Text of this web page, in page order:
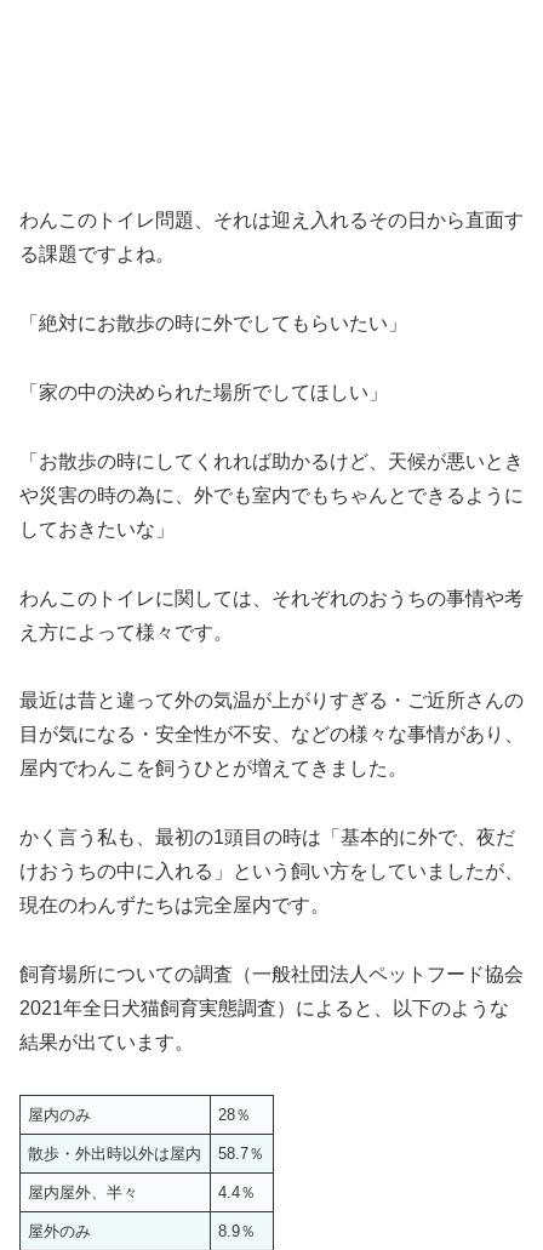
わんこのトイレ問題、それは迎え入れるその日から直面す
る課題ですよね。
「絶対にお散歩の時に外でしてもらいたい」
「家の中の決められた場所でしてほしい」
「お散歩の時にしてくれれば助かるけど、天候が悪いとき
や災害の時の為に、外でも室内でもちゃんとできるように
しておきたいな」
わんこのトイレに関しては、それぞれのおうちの事情や考
え方によって様々です。
最近は昔と違って外の気温が上がりすぎる・ご近所さんの
目が気になる・安全性が不安、などの様々な事情があり、
屋内でわんこを飼うひとが増えてきました。
かく言う私も、最初の1頭目の時は「基本的に外で、夜だ
けおうちの中に入れる」という飼い方をしていましたが、
現在のわんずたちは完全屋内です。
飼育場所についての調査（一般社団法人ペットフード協会
2021年全日犬猫飼育実態調査）によると、以下のような
結果が出ています。
屋内のみ 28％
散歩・外出時以外は屋内 58.7％
屋内屋外、半々 4.4％
屋外のみ 8.9％